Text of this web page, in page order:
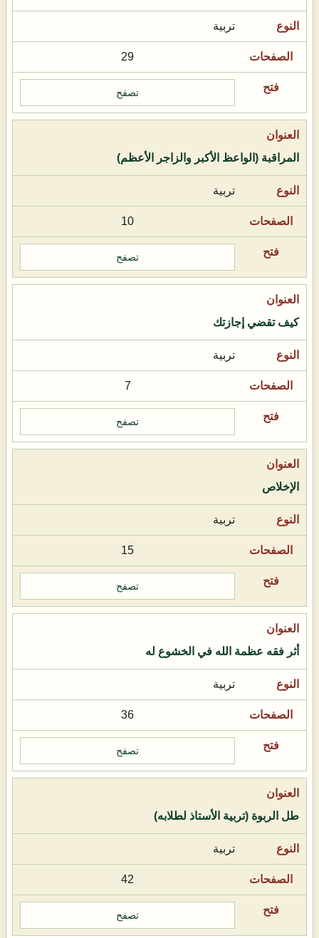
تربية
29
تصفح
المراقبة (الواعظ الأكبر والزاجر الأعظم)
تربية
10
تصفح
كيف تقضي إجازتك
تربية
7
تصفح
الإخلاص
تربية
15
تصفح
أثر فقه عظمة الله في الخشوع له
تربية
36
تصفح
طل الربوة (تربية الأستاذ لطلابه)
تربية
42
تصفح